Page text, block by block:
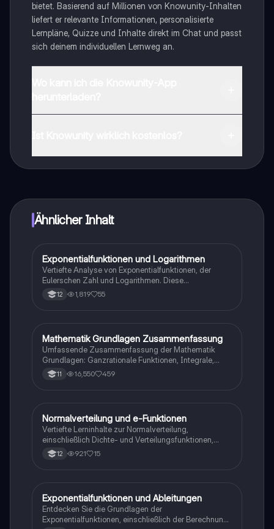
bietet. Basierend auf Millionen von Knowunity-Inhalten
liefert er relevante Informationen, personalisierte
Lernpläne, Quizze und Inhalte direkt im Chat und passt
sich deinem individuellen Lernweg an.
Ähnlicher Inhalt
Mathe
Exponentialfunktionen und Logarithmen
Vertiefte Analyse von Exponentialfunktionen, der
Eulerschen Zahl und Logarithmen. Diese
Zusammenfassung behandelt die Gesetze der
Logarithmen, das Verhalten von Exponentialfunktionen
Württemberg. Typ: Zusammenfassung.
12 1,819 55
Mathe
Mathematik Grundlagen Zusammenfassung
Umfassende Zusammenfassung der Mathematik
Grundlagen: Ganzrationale Funktionen, Integrale,
Exponentialfunktionen, Vektoren, lineare
Gleichungssysteme, und mehr. Ideal für Schüler zur
11 16,550 459
Mathe
Normalverteilung und e-Funktionen
Vertiefte Lerninhalte zur Normalverteilung,
einschließlich Dichte- und Verteilungsfunktionen,
Einzel- und Intervallwahrscheinlichkeiten. Zudem
werden die Eigenschaften der e-Funktion,
Abiturvorbereitung.
12 921 15
Mathe
Exponentialfunktionen und Ableitungen
Entdecken Sie die Grundlagen der
Exponentialfunktionen, einschließlich der Berechnung